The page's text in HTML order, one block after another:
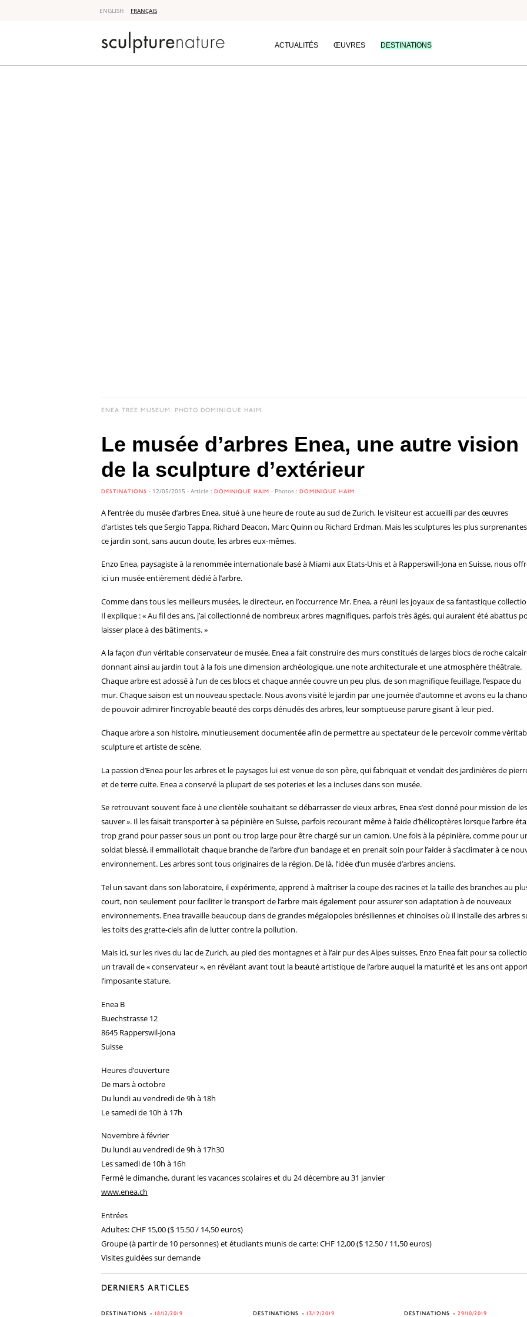
ENGLISH FRANÇAIS
ACTUALITÉS ŒUVRES DESTINATIONS
Le musée d’arbres Enea, une autre vision
de la sculpture d’extérieur
DESTINATIONS - 12/05/2015 - Article : DOMINIQUE HAIM - Photos : DOMINIQUE HAIM
A l’entrée du musée d’arbres Enea, situé à une heure de route au sud de Zurich, le visiteur est accueilli par des œuvres
d’artistes tels que Sergio Tappa, Richard Deacon, Marc Quinn ou Richard Erdman. Mais les sculptures les plus
ce jardin sont, sans aucun doute, les arbres eux-mêmes.
Enzo Enea, paysagiste à la renommée internationale basé à Miami aux Etats-Unis et à Rapperswill-Jona en Suisse, nous
ici un musée entièrement dédié à l’arbre.
Comme dans tous les meilleurs musées, le directeur, en l’occurrence Mr. Enea, a réuni les joyaux de sa fantastique
Il explique : « Au fil des ans, j’ai collectionné de nombreux arbres magnifiques, parfois très âgés, qui auraient été abattus
laisser place à des bâtiments. »
A la façon d’un véritable conservateur de musée, Enea a fait construire des murs constitués de larges blocs de roche
donnant ainsi au jardin tout à la fois une dimension archéologique, une note architecturale et une atmosphère théâtrale.
Chaque arbre est adossé à l’un de ces blocs et chaque année couvre un peu plus, de son magnifique feuillage, l’espace du
mur. Chaque saison est un nouveau spectacle. Nous avons visité le jardin par une journée d’automne et avons eu la
de pouvoir admirer l’incroyable beauté des corps dénudés des arbres, leur somptueuse parure gisant à leur pied.
Chaque arbre a son histoire, minutieusement documentée afin de permettre au spectateur de le percevoir comme
sculpture et artiste de scène.
La passion d’Enea pour les arbres et le paysages lui est venue de son père, qui fabriquait et vendait des jardinières de
et de terre cuite. Enea a conservé la plupart de ses poteries et les a incluses dans son musée.
Se retrouvant souvent face à une clientèle souhaitant se débarrasser de vieux arbres, Enea s’est donné pour mission de
sauver ». Il les faisait transporter à sa pépinière en Suisse, parfois recourant même à l’aide d’hélicoptères lorsque l’arbre
trop grand pour passer sous un pont ou trop large pour être chargé sur un camion. Une fois à la pépinière, comme pour
soldat blessé, il emmaillotait chaque branche de l’arbre d’un bandage et en prenait soin pour l’aider à s’acclimater à ce
environnement. Les arbres sont tous originaires de la région. De là, l’idée d’un musée d’arbres anciens.
Tel un savant dans son laboratoire, il expérimente, apprend à maîtriser la coupe des racines et la taille des branches au
court, non seulement pour faciliter le transport de l’arbre mais également pour assurer son adaptation à de nouveaux
environnements. Enea travaille beaucoup dans de grandes mégalopoles brésiliennes et chinoises où il installe des arbres
les toits des gratte-ciels afin de lutter contre la pollution.
Mais ici, sur les rives du lac de Zurich, au pied des montagnes et à l’air pur des Alpes suisses, Enzo Enea fait pour sa
un travail de « conservateur », en révélant avant tout la beauté artistique de l’arbre auquel la maturité et les ans ont
l’imposante stature.
Enea B
Buechstrasse 12
8645 Rapperswil-Jona
Suisse
Heures d’ouverture
De mars à octobre
Du lundi au vendredi de 9h à 18h
Le samedi de 10h à 17h
Novembre à février
Du lundi au vendredi de 9h à 17h30
Les samedi de 10h à 16h
Fermé le dimanche, durant les vacances scolaires et du 24 décembre au 31 janvier
www.enea.ch
Entrées
Adultes: CHF 15,00 ($ 15.50 / 14,50 euros)
Groupe (à partir de 10 personnes) et étudiants munis de carte: CHF 12,00 ($ 12.50 / 11,50 euros)
Visites guidées sur demande
DERNIERS ARTICLES
DESTINATIONS 18/12/2019 DESTINATIONS 13/12/2019 DESTINATIONS 29/10/2019